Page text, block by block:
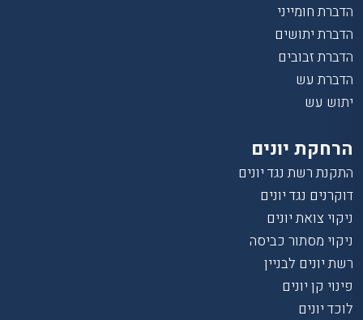
הדברת חומייני
הדברת יתושים
הדברת זבובים
הדברת עש
יתוש עש
הרחקת יונים
התקנת רשת נגד יונים
דוקרנים נגד יונים
ניקוי צואת יונים
ניקוי מסתור כביסה
רשת יונים לבניין
פינוי קן יונים
לוכד יונים